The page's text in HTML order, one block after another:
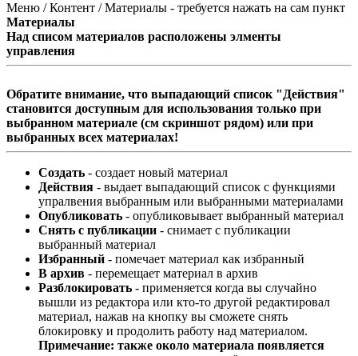
Меню / Контент / Материалы - требуется нажать на сам пункт
Материалы
Над списом материалов расположены элменты
управления
Обратите внимание, что выпадающий список "Действия"
становится доступным для использования только при
выбранном материале (см скриншот рядом) или при
выбранных всех материалах!
Создать - создает новый материал
Действия - выдает выпадающий список с функциями
упралвения выбранным или выбранными материалами
Опубликовать - опубликовывает выбранный материал
Снять с публикации - снимает с публикации
выбранный материал
Избранный - помечает материал как избранный
В архив - перемещает материал в архив
Разблокировать - применяется когда вы случайно
вышли из редактора или кто-то другой редактировал
материал, нажав на кнопку вы сможете снять
блокировку и продолить работу над материалом.
Примечание: также около материала появляется